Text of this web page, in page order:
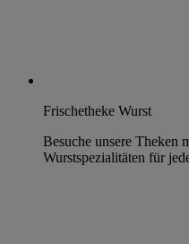
Frischetheke Wurst
Besuche unsere Theken
Wurstspezialitäten für